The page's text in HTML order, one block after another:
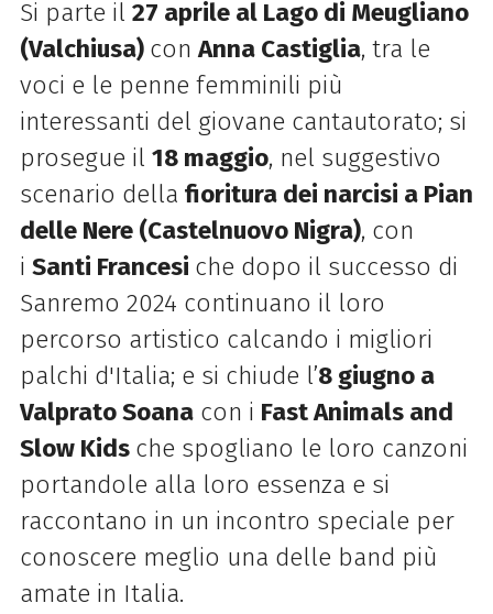
Si parte il 27 aprile al Lago di Meugliano
(Valchiusa) conAnna Castiglia, tra le
voci e le penne femminili più
interessanti del giovane cantautorato; si
prosegue il 18 maggio, nel suggestivo
scenario della fioritura dei narcisi a Pian
delle Nere (Castelnuovo Nigra), con
i Santi Francesi che dopo il successo di
Sanremo 2024 continuano il loro
percorso artistico calcando i migliori
palchi d'Italia; e si chiude l’8 giugno a
Valprato Soanacon i Fast Animals and
Slow Kids che spogliano le loro canzoni
portandole alla loro essenza e si
raccontano in un incontro speciale per
conoscere meglio una delle band più
amate in Italia.